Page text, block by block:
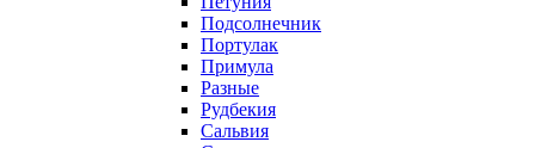
Подсолнечник
Портулак
Примула
Разные
Рудбекия
Сальвия